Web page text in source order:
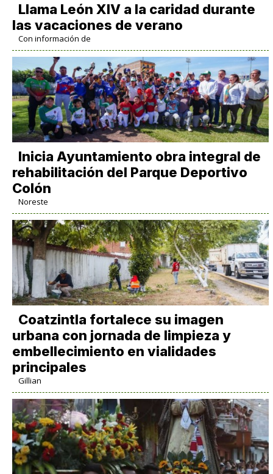
Llama León XIV a la caridad durante
las vacaciones de verano
Con información de
Inicia Ayuntamiento obra integral de
rehabilitación del Parque Deportivo
Colón
Noreste
Coatzintla fortalece su imagen
urbana con jornada de limpieza y
embellecimiento en vialidades
principales
Gillian